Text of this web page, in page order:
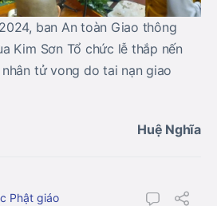
ban An toàn Giao thông
Kim Sơn Tổ chức lễ thắp nến
tử vong do tai nạn giao
Huệ Nghĩa
Phật giáo